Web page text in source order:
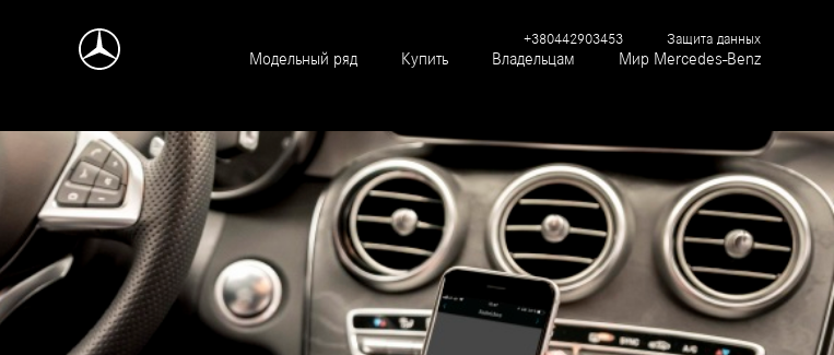
Защита данных
+380442903453
Модельный ряд Купить Владельцам Мир Mercedes-Benz